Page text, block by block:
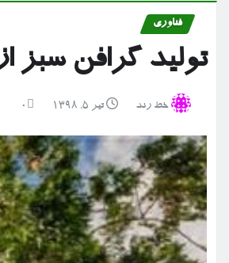
فناوری
تولید گرافن سبز
خط رند تیر ۵, ۱۳۹۸ 0